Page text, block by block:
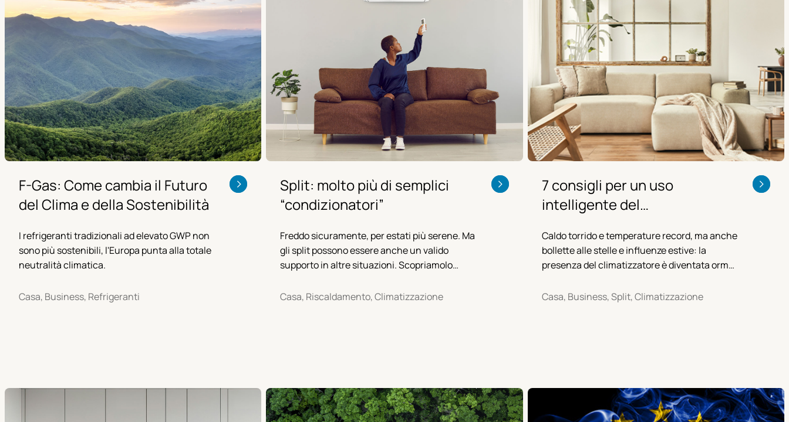
F-Gas: Come cambia il Futuro
del Clima e della Sostenibilità
I refrigeranti tradizionali ad elevato GWP non
sono più sostenibili, l'Europa punta alla totale
neutralità climatica.
Casa, Business, Refrigeranti
Split: molto più di semplici
“condizionatori”
Freddo sicuramente, per estati più serene. Ma
gli split possono essere anche un valido
supporto in altre situazioni. Scopriamolo
Casa, Riscaldamento, Climatizzazione
7 consigli per un uso
intelligente del
Caldo torrido e temperature record, ma anche
bollette alle stelle e influenze estive: la
presenza del climatizzatore è diventata ormai
ma è bene seguire alcuni accorgimenti per
Casa, Business, Split, Climatizzazione